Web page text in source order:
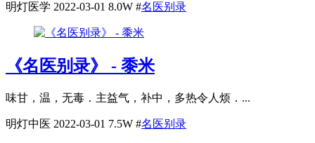
明灯医学 2022-03-01 8.0W #名医别录
《名医别录》 - 黍米
味甘，温，无毒．主益气，补中，多热令人烦．...
明灯中医 2022-03-01 7.5W #名医别录